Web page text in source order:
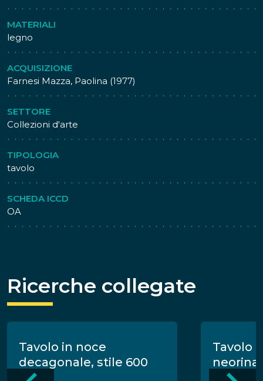
MATERIALI
legno
ACQUISIZIONE
Farnesi Mazza, Paolina (1977)
SETTORE
Collezioni d'arte
TIPOLOGIA
tavolo
SCHEDA ICCD
OA
Ricerche collegate
Tavolo in noce
decagonale, stile 600
Tavolo